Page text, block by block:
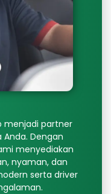
menjadi partner
Dengan
menyediakan
nyaman, dan
serta driver